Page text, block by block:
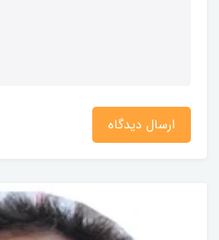
ارسال دیدگاه